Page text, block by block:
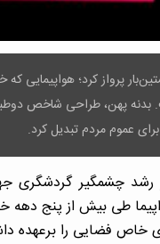
۱۹۶۹، بوئینگ ۷۴۷ برای نخستین‌بار
پهن، طراحی شاخص دوطبقه
عموم مردم تبدیل کرد.
۷۴۷، علاوه بر رشد چشمگیر
طی بیش از پنج
خاص فضایی را برعهده